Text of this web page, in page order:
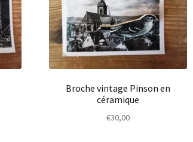
Broche vintage Pinson en
céramique
€30,00